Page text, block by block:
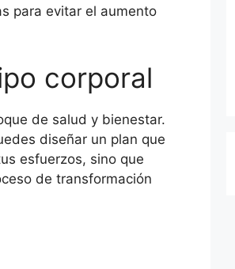
para evitar el aumento
corporal
de salud y bienestar.
diseñar un plan que
esfuerzos, sino que
de transformación